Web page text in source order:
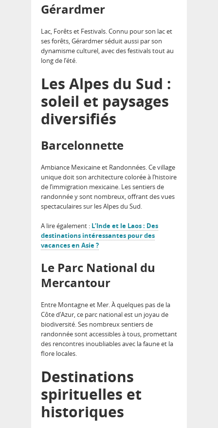
Gérardmer
Lac, Forêts et Festivals. Connu pour son lac et
ses forêts, Gérardmer séduit aussi par son
dynamisme culturel, avec des festivals tout au
long de l’été.
Les Alpes du Sud :
soleil et paysages
diversifiés
Barcelonnette
Ambiance Mexicaine et Randonnées. Ce village
unique doit son architecture colorée à l’histoire
de l’immigration mexicaine. Les sentiers de
randonnée y sont nombreux, offrant des vues
spectaculaires sur les Alpes du Sud.
A lire également : L’Inde et le Laos : Des
destinations intéressantes pour des
vacances en Asie ?
Le Parc National du
Mercantour
Entre Montagne et Mer. À quelques pas de la
Côte d’Azur, ce parc national est un joyau de
biodiversité. Ses nombreux sentiers de
randonnée sont accessibles à tous, promettant
des rencontres inoubliables avec la faune et la
flore locales.
Destinations
spirituelles et
historiques